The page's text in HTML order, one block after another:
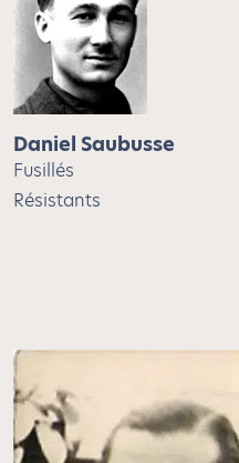
Daniel Saubusse
Fusillés
Résistants